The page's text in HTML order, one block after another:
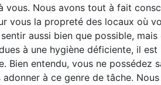
vous. Nous avons tout à fait
vous la propreté des locaux où
aussi bien que possible, mais
à une hygiène déficiente, il
Bien entendu, vous ne possédez
à ce genre de tâche.